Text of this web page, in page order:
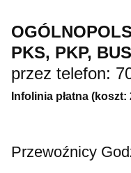
PKS, PKP,
przez telefon:
Infolinia płatna
Przewoźnicy